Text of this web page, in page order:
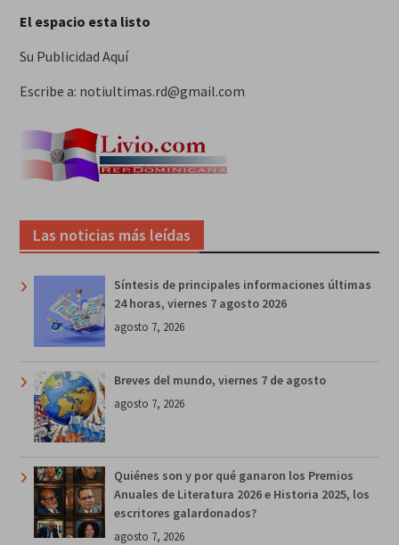
El espacio esta listo
Su Publicidad Aquí
Escribe a: notiultimas.rd@gmail.com
Las noticias más leídas
Síntesis de principales informaciones últimas
24 horas, viernes 7 agosto 2026
agosto 7, 2026
Breves del mundo, viernes 7 de agosto
agosto 7, 2026
Quiénes son y por qué ganaron los Premios
Anuales de Literatura 2026 e Historia 2025, los
escritores galardonados?
agosto 7, 2026